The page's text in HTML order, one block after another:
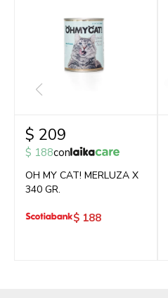
$ 209
$ 188con
OH MY CAT! MERLUZA X
340 GR.
$ 188